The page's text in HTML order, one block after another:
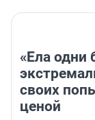
«Ела одни
своих
ценой